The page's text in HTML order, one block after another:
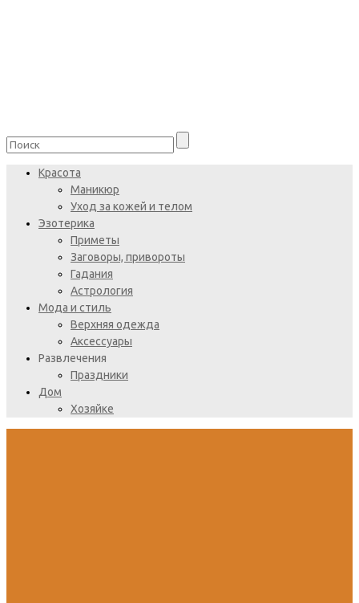
Красота
Маникюр
Уход за кожей и телом
Эзотерика
Приметы
Заговоры, привороты
Гадания
Астрология
Мода и стиль
Верхняя одежда
Аксессуары
Развлечения
Праздники
Дом
Хозяйке